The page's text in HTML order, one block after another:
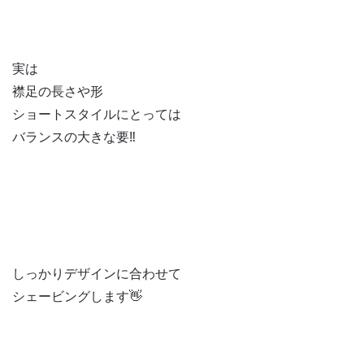
実は
襟足の長さや形
ショートスタイルにとっては
バランスの大きな要‼️
しっかりデザインに合わせて
シェービングします👋